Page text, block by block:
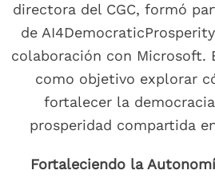
directora del CGC, formó
de
colaboración con Microsoft.
como objetivo explorar
fortalecer la
prosperidad compartida
Fortaleciendo la